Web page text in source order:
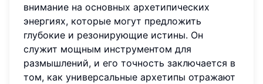
внимание на основных архетипических
энергиях, которые могут предложить
глубокие и резонирующие истины. Он
служит мощным инструментом для
размышлений, и его точность заключается в
том, как универсальные архетипы отражают